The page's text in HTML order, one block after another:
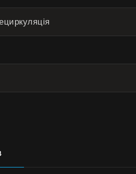
Продукти
Про нас
підтримка